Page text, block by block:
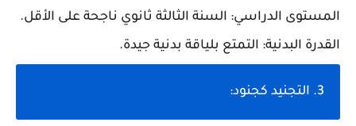
المستوى الدراسي: السنة الثالثة ثانوي ناجحة على الأقل.
القدرة البدنية: التمتع بلياقة بدنية جيدة.
3. التجنيد كجنود: